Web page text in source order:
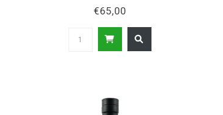
€65,00